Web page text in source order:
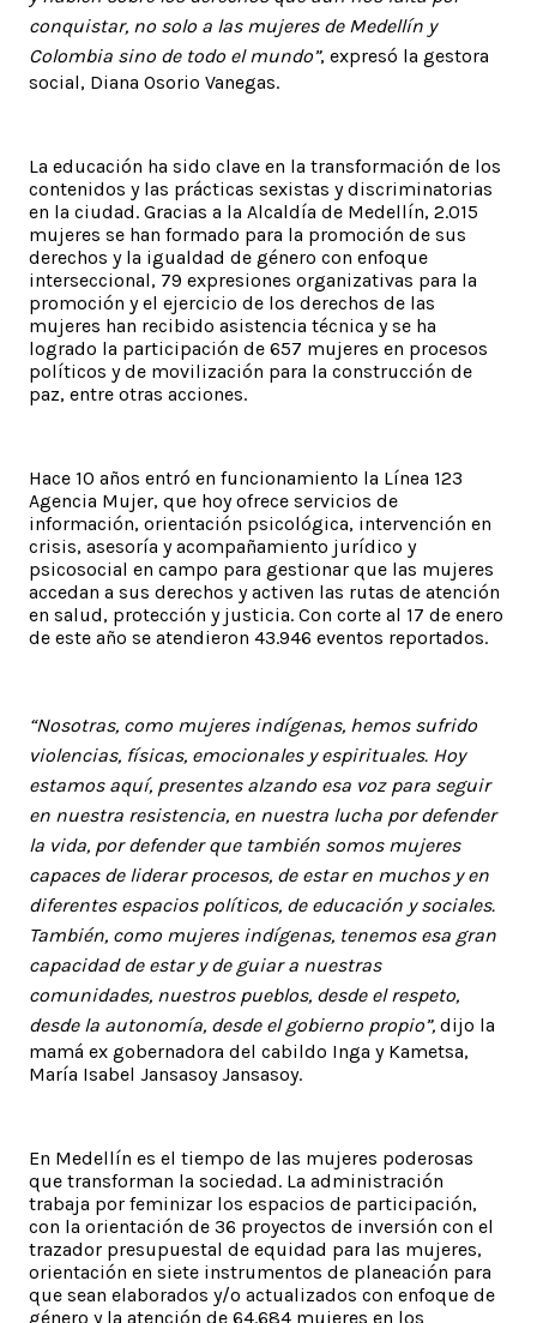
conquistar, no solo a las mujeres de Medellín y
Colombia sino de todo el mundo”, expresó la gestora
social, Diana Osorio Vanegas.
La educación ha sido clave en la transformación de los
contenidos y las prácticas sexistas y discriminatorias
en la ciudad. Gracias a la Alcaldía de Medellín, 2.015
mujeres se han formado para la promoción de sus
derechos y la igualdad de género con enfoque
interseccional, 79 expresiones organizativas para la
promoción y el ejercicio de los derechos de las
mujeres han recibido asistencia técnica y se ha
logrado la participación de 657 mujeres en procesos
políticos y de movilización para la construcción de
paz, entre otras acciones.
Hace 10 años entró en funcionamiento la Línea 123
Agencia Mujer, que hoy ofrece servicios de
información, orientación psicológica, intervención en
crisis, asesoría y acompañamiento jurídico y
psicosocial en campo para gestionar que las mujeres
accedan a sus derechos y activen las rutas de atención
en salud, protección y justicia. Con corte al 17 de enero
de este año se atendieron 43.946 eventos reportados.
“Nosotras, como mujeres indígenas, hemos sufrido
violencias, físicas, emocionales y espirituales. Hoy
estamos aquí, presentes alzando esa voz para seguir
en nuestra resistencia, en nuestra lucha por defender
la vida, por defender que también somos mujeres
capaces de liderar procesos, de estar en muchos y en
diferentes espacios políticos, de educación y sociales.
También, como mujeres indígenas, tenemos esa gran
capacidad de estar y de guiar a nuestras
comunidades, nuestros pueblos, desde el respeto,
desde la autonomía, desde el gobierno propio”, dijo la
mamá ex gobernadora del cabildo Inga y Kametsa,
María Isabel Jansasoy Jansasoy.
En Medellín es el tiempo de las mujeres poderosas
que transforman la sociedad. La administración
trabaja por feminizar los espacios de participación,
con la orientación de 36 proyectos de inversión con el
trazador presupuestal de equidad para las mujeres,
orientación en siete instrumentos de planeación para
que sean elaborados y/o actualizados con enfoque de
género y la atención de 64.684 mujeres en los